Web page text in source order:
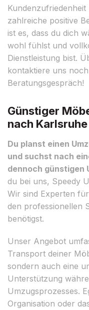
zahlreiche positive
ist es, dass du dich
wohl fühlst und
Dienstleistung bist.
kontaktiere uns
Beratungsgespräch!
Günstiger
nach Karlsruhe
Du planst einen
und suchst nach
dennoch günstigen
du bei uns, Speedy
Wir sind Experten
den professionellen
benötigst.
Unser Angebot
Transport deiner
sondern auch eine
Unterstützung
Umzugsprozesses.
Organisation oder